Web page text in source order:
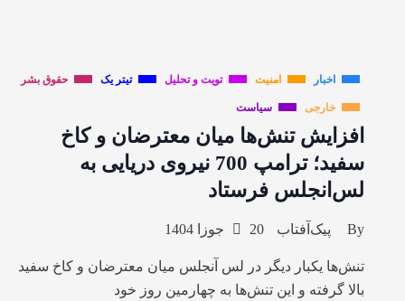
اخبار امنیت تویت و تحلیل تیتر یک حقوق بشر
خارجی سیاست
افزایش تنش‌ها میان معترضان و کاخ
سفید؛ ترامپ 700 نیروی دریایی به
لس‌انجلس فرستاد
By پیک‌آفتاب 20 جوزا 1404
تنش‌ها یکبار دیگر در لس آنجلس میان معترضان و کاخ سفید
بالا گرفته و این تنش‌ها به چهارمین روز خود